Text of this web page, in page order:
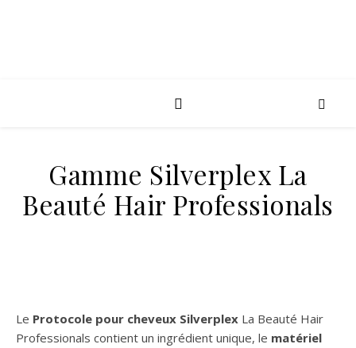
Gamme Silverplex La
Beauté Hair Professionals
Le Protocole pour cheveux Silverplex La Beauté Hair
Professionals contient un ingrédient unique, le matériel